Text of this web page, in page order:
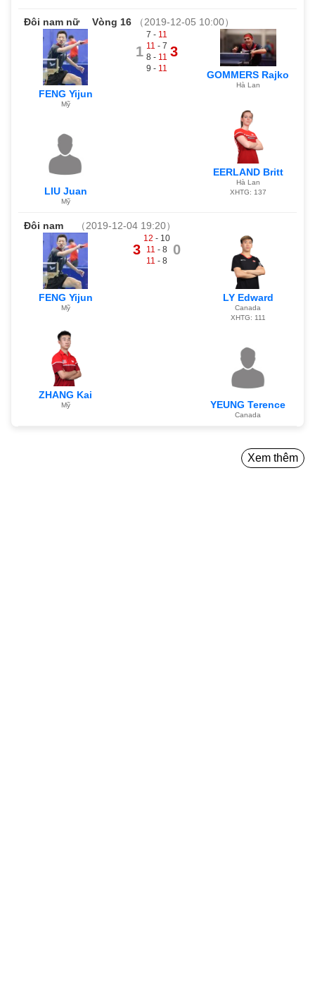
Đôi nam nữ Vòng 16 （2019-12-05 10:00）
FENG Yijun
Mỹ
LIU Juan
Mỹ
1
7 - 11
11 - 7
8 - 11
9 - 11
3
GOMMERS Rajko
Hà Lan
EERLAND Britt
Hà Lan
XHTG: 137
Đôi nam （2019-12-04 19:20）
FENG Yijun
Mỹ
ZHANG Kai
Mỹ
3
12 - 10
11 - 8
11 - 8
0
LY Edward
Canada
XHTG: 111
YEUNG Terence
Canada
Xem thêm